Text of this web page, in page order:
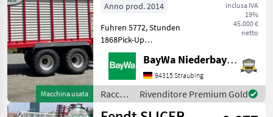
Macchina usata
inclusa IVA
19%
45.000 €
netto
Anno prod. 2014
Fuhren 5772, Stunden
1868Pick-Up
neuEingangsgetriebe
neuGelenkwelle
neuLenkachse
reparaturbedürftigDiese
Maschine steht an unserem
BayWa Standort in DE -
BayWa Niederbayern
94315 Straubing
Raccolta
mangimi
Rivenditore Premium Gold